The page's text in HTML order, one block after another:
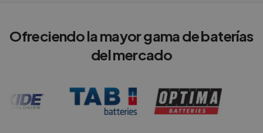
Ofreciendo la mayor gama de baterías
del mercado